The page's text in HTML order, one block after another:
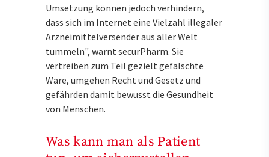
Umsetzung können jedoch verhindern,
dass sich im Internet eine Vielzahl illegaler
Arzneimittelversender aus aller Welt
tummeln", warnt secur­Pharm. Sie
vertreiben zum Teil gezielt gefälschte
Ware, umgehen Recht und Gesetz und
gefährden damit bewusst die Gesundheit
von Menschen.
Was kann man als Patient